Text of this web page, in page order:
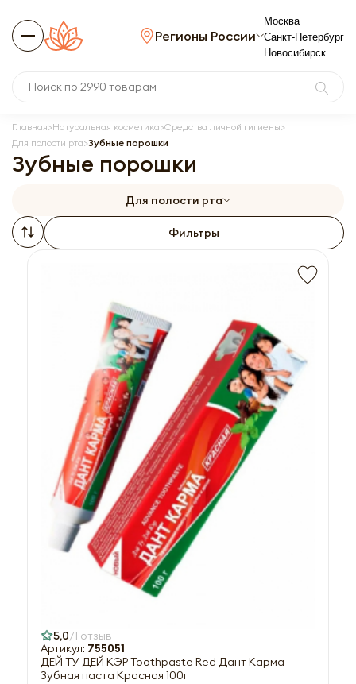
Регионы России
Москва
Санкт-Петербург
Новосибирск
Главная Натуральная косметика Средства личной гигиены
Для полости рта Зубные порошки
Зубные порошки
Для полости рта
Фильтры
5,0 1 отзыв
Артикул: 755051
ДЕЙ ТУ ДЕЙ КЭР Toothpaste Red Дант Карма
Зубная паста Красная 100г